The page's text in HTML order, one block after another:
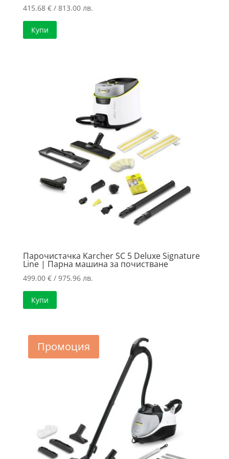
415.68 €/ 813.00 лв.
Купи
Парочистачка Karcher SC 5 Deluxe Signature
Line | Парна машина за почистване
499.00 €/ 975.96 лв.
Купи
Промоция